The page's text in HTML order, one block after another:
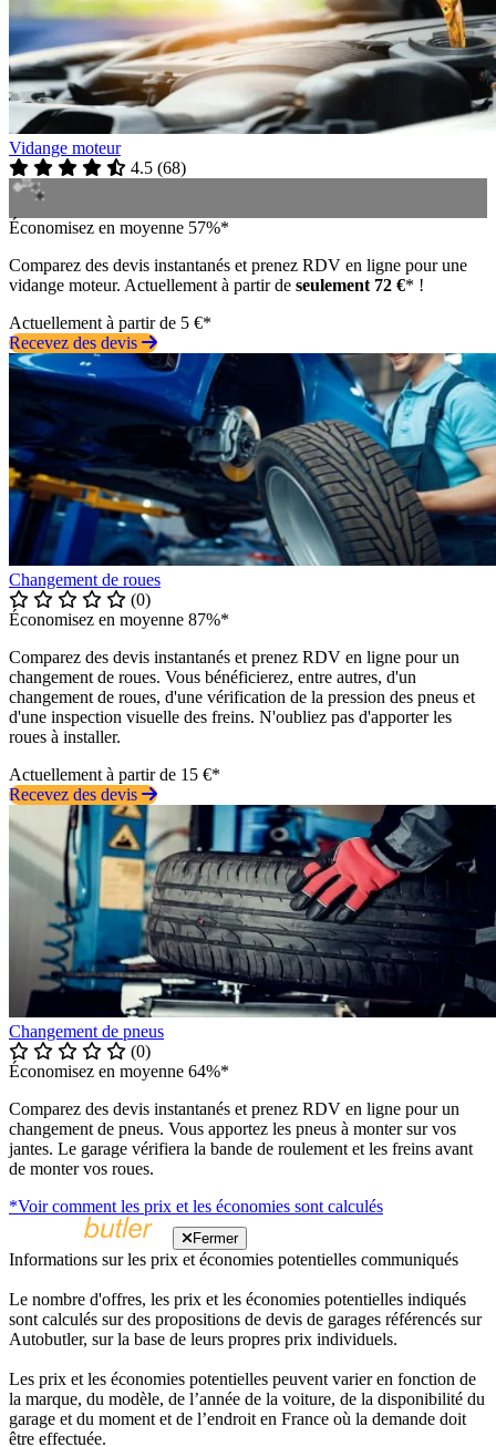
Vidange moteur
4.5 (68)
Économisez en moyenne 57%*
Comparez des devis instantanés et prenez RDV en ligne pour une
vidange moteur. Actuellement à partir de seulement 72 €* !
Actuellement à partir de 5 €*
Recevez des devis
Changement de roues
(0)
Économisez en moyenne 87%*
Comparez des devis instantanés et prenez RDV en ligne pour un
changement de roues. Vous bénéficierez, entre autres, d'un
changement de roues, d'une vérification de la pression des pneus et
d'une inspection visuelle des freins. N'oubliez pas d'apporter les
roues à installer.
Actuellement à partir de 15 €*
Recevez des devis
Changement de pneus
(0)
Économisez en moyenne 64%*
Comparez des devis instantanés et prenez RDV en ligne pour un
changement de pneus. Vous apportez les pneus à monter sur vos
jantes. Le garage vérifiera la bande de roulement et les freins avant
de monter vos roues.
*Voir comment les prix et les économies sont calculés
Fermer
Informations sur les prix et économies potentielles communiqués
Le nombre d'offres, les prix et les économies potentielles indiqués
sont calculés sur des propositions de devis de garages référencés sur
Autobutler, sur la base de leurs propres prix individuels.
Les prix et les économies potentielles peuvent varier en fonction de
la marque, du modèle, de l’année de la voiture, de la disponibilité du
garage et du moment et de l’endroit en France où la demande doit
être effectuée.